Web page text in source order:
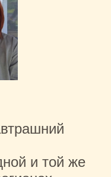
и той же